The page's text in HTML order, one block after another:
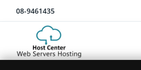
08-9461435